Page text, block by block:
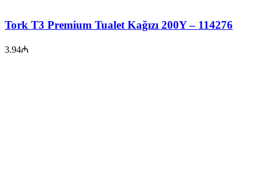
Tork T3 Premium Tualet Kağızı 200Y – 114276
3.94₼